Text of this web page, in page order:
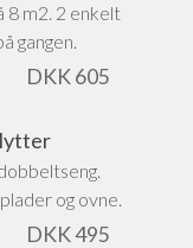
m2. 2 enkelt
gangen.
DKK605
og ovne.
DKK495